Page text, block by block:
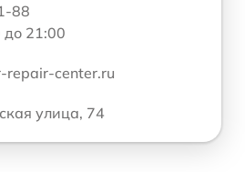
88
до 21:00
repair-center.ru
улица, 74